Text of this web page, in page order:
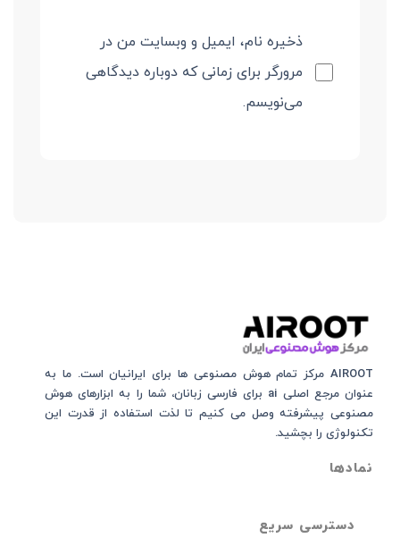
ذخیره نام، ایمیل و وبسایت من در
مرورگر برای زمانی که دوباره دیدگاهی
می‌نویسم.
دسترسی سریع
AIROOT مرکز تمام هوش مصنوعی‌‌‌ ها برای ایرانیان است. ما به
عنوان مرجع اصلی ai برای فارسی زبانان، شما را به ابزارهای هوش
مصنوعی پیشرفته وصل می کنیم تا لذت استفاده از قدرت این
تکنولوژی را بچشید.
نمادها